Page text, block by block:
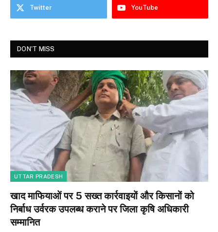
Twitter YouTube
DON'T MISS
UTTAR PRADESH
खाद माफियाओं पर 5 सख्त कार्रवाइयों और किसानों को
निर्बाध उर्वरक उपलब्ध कराने पर जिला कृषि अधिकारी
सम्मानित